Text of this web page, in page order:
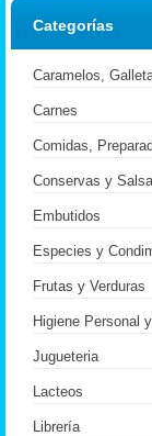
Categorías
Caramelos,
Carnes
Comidas,
Conservas y
Embutidos
Especies y
Frutas y Verduras
Higiene Personal
Jugueteria
Lacteos
Librería